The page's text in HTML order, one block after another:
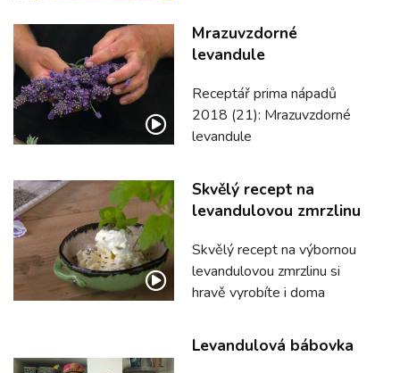
Mrazuvzdorné
levandule
Receptář prima nápadů
2018 (21): Mrazuvzdorné
levandule
Skvělý recept na
levandulovou zmrzlinu
Skvělý recept na výbornou
levandulovou zmrzlinu si
hravě vyrobíte i doma
Levandulová bábovka